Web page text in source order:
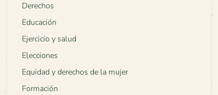
Derechos
Educación
Ejercicio y salud
Elecciones
Equidad y derechos de la mujer
Formación